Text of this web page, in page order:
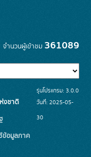
จำนวนผู้เข้าชม 361089
งชาติ
ข้อมูลภาค
รุ่นโปรแกรม: 3.0.0
วันที่: 2025-05-
30